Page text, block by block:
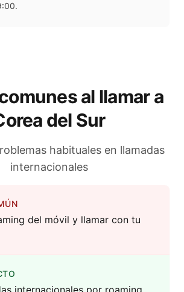
al llamar a
del Sur
habituales en llamadas
internacionales
del móvil y llamar con tu